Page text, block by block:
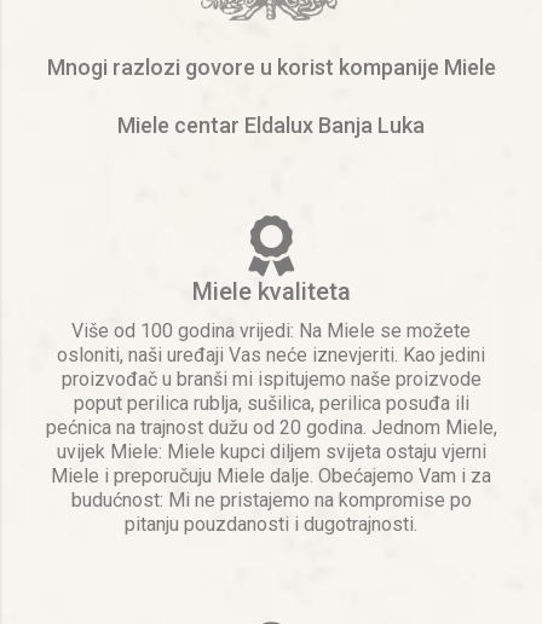
Mnogi razlozi govore u korist kompanije Miele
Miele centar Eldalux Banja Luka
Miele kvaliteta
Više od 100 godina vrijedi: Na Miele se možete
osloniti, naši uređaji Vas neće iznevjeriti. Kao jedini
proizvođač u branši mi ispitujemo naše proizvode
poput perilica rublja, sušilica, perilica posuđa ili
pećnica na trajnost dužu od 20 godina. Jednom Miele,
uvijek Miele: Miele kupci diljem svijeta ostaju vjerni
Miele i preporučuju Miele dalje. Obećajemo Vam i za
budućnost: Mi ne pristajemo na kompromise po
pitanju pouzdanosti i dugotrajnosti.